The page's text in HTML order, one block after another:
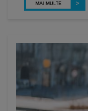
MAI MULTE